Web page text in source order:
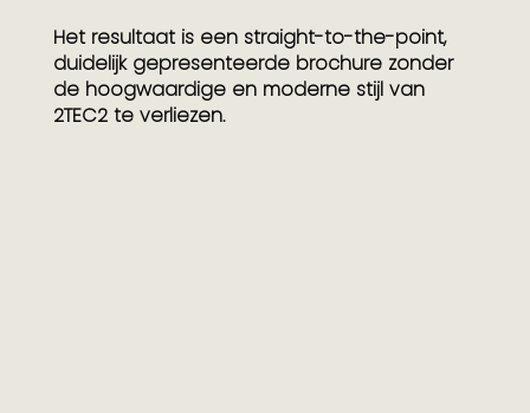
Het resultaat is een straight-to-the-point,
duidelijk gepresenteerde brochure zonder
de hoogwaardige en moderne stijl van
2TEC2 te verliezen.